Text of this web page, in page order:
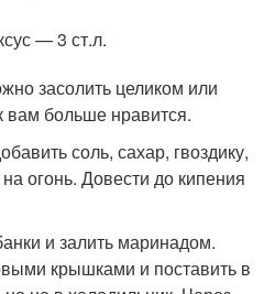
— 3 ст.л.
засолить целиком или
вам больше нравится.
соль, сахар, гвоздику,
огонь. Довести до кипения
и залить маринадом.
крышками и поставить в